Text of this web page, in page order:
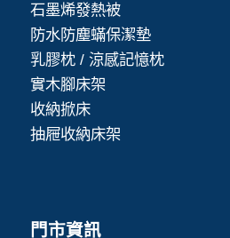
石墨烯發熱被
防水防塵蟎保潔墊
乳膠枕 / 涼感記憶枕
實木腳床架
收納掀床
抽屜收納床架
門市資訊